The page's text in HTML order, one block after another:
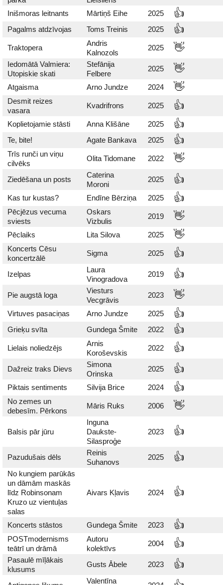
Inišmoras leitnants Mārtiņš Eihe 2025 👍
Pagalms atdzīvojas Toms Treinis 2025 👍
Traktopera
Andris
Kalnozols
2025 👋
Iedomātā Valmiera:
Utopiskie skati
Stefānija
Felbere
2025 👋
Atgaisma Arno Jundze 2024 👋
Desmit reizes
vasara
Kvadrifrons 2025 👍
Koplietojamie stāsti Anna Klišāne 2025 👍
Te, bite! Agate Bankava 2025 👍
Trīs runči un viņu
cilvēks
Olita Tidomane 2022 👋
Ziedēšana un posts
Caterina
Moroni
2025 👍
Kas tur kustas? Endīne Bērziņa 2025 👍
Pēcjēzus vecuma
sviests
Oskars
Vizbulis
2019 👋
Pēclaiks Lita Silova 2025 👋
Koncerts Cēsu
koncertzālē
Sigma 2025 👍
Izelpas
Laura
Vinogradova
2019 👍
Pie augstā loga
Viesturs
Vecgrāvis
2023 👋
Virtuves pasaciņas Arno Jundze 2025 👍
Grieķu svīta Gundega Šmite 2022 👍
Lielais noliedzējs
Arnis
Koroševskis
2022 👍
Dažreiz traks Dievs
Simona
Orinska
2025 👍
Piktais sentiments Silvija Brice 2024 👍
No zemes un
debesīm. Pērkons
Māris Ruks 2006 👋
Balsis pār jūru
Inguna
Daukste-
Silasproģe
2023 👍
Pazudušais dēls
Reinis
Suhanovs
2025 👍
No kungiem parūkās
un dāmām maskās
līdz Robinsonam
Kruzo uz vientuļas
salas
Aivars Kļavis 2024 👍
Koncerts stāstos Gundega Šmite 2023 👍
POSTmodernisms
teātrī un drāmā
Autoru
kolektīvs
2004 👍
Pasaulē mīļākais
klusums
Gusts Ābele 2023 👍
Valentīna